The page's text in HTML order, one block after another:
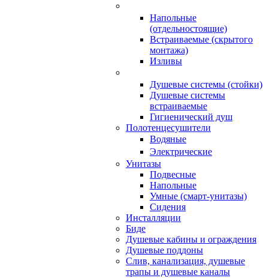
Напольные
(отдельностоящие)
Встраиваемые (скрытого
монтажа)
Изливы
Душевые системы (стойки)
Душевые системы
встраиваемые
Гигиенический душ
Полотенцесушители
ㅤВодяные
ㅤЭлектрические
Унитазы
Подвесные
Напольные
Умные (смарт-унитазы)
Сидения
Инсталляции
Биде
Душевые кабины и ограждения
Душевые поддоны
Слив, канализация, душевые
трапы и душевые каналы